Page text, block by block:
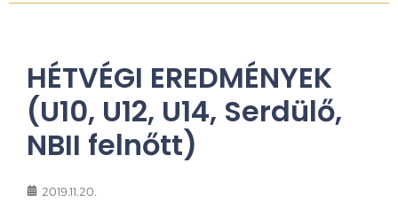
HÉTVÉGI EREDMÉNYEK
(U10, U12, U14, Serdülő,
NBII felnőtt)
2019.11.20.